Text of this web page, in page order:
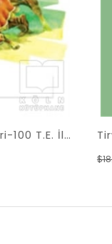
Dede Korkut Hikayeleri-100 T.E. İlköğretim Tiryaki